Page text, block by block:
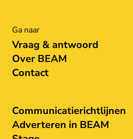
Ga naar
Vraag & antwoord
Over BEAM
Contact
Communicatierichtlijnen
Adverteren in BEAM